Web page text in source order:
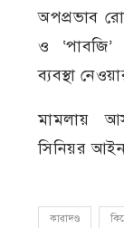
অপপ্রভাব
ও
ব্যবস্থা
মামলায়
সিনিয়র
কারাদণ্ড